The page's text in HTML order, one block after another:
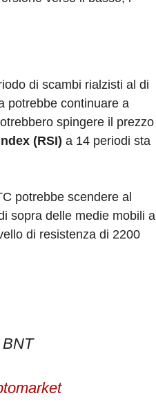
di scambi rialzisti al di
potrebbe continuare a
spingere il prezzo
(RSI) a 14 periodi sta
potrebbe scendere al
sopra delle medie mobili a
di resistenza di 2200